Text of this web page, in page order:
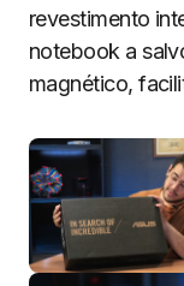
revestimento
notebook a
magnético,